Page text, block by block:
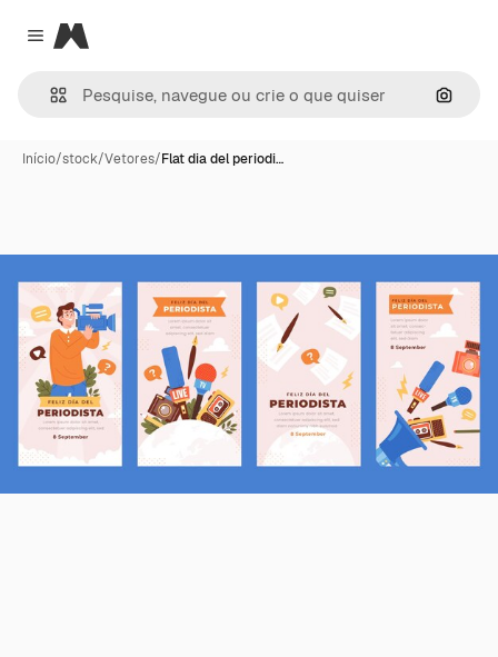
Close menu
Magnific
Início/stock/Vetores/Flat dia del periodi…